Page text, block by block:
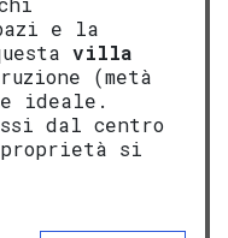
e la
villa
(metà
ideale.
dal centro
si